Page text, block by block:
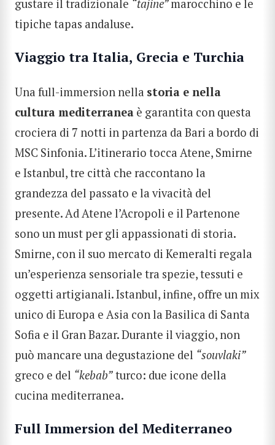
gustare il tradizionale “tajine”marocchino e le
tipiche tapas andaluse.
Viaggio tra Italia, Grecia e Turchia
Una full-immersion nella storia e nella
cultura mediterranea è garantita con questa
crociera di 7 notti in partenza da Bari a bordo di
MSC Sinfonia. L’itinerario tocca Atene, Smirne
e Istanbul, tre città che raccontano la
grandezza del passato e la vivacità del
presente. Ad Atene l’Acropoli e il Partenone
sono un must per gli appassionati di storia.
Smirne, con il suo mercato di Kemeralti regala
un’esperienza sensoriale tra spezie, tessuti e
oggetti artigianali. Istanbul, infine, offre un mix
unico di Europa e Asia con la Basilica di Santa
Sofia e il Gran Bazar. Durante il viaggio, non
può mancare una degustazione del “souvlaki”
greco e del “kebab”turco: due icone della
cucina mediterranea.
Full Immersion del Mediterraneo